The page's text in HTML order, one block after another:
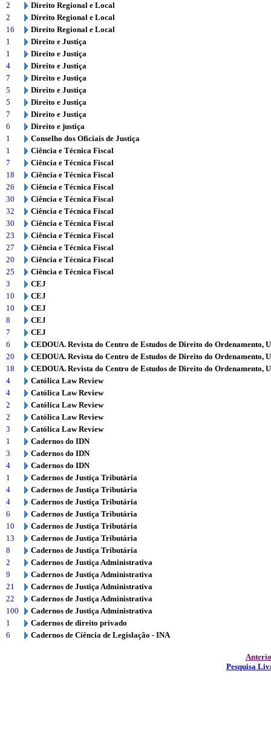
2
Direito Regional e Local
2
Direito Regional e Local
16
Direito Regional e Local
1
Direito e Justiça
1
Direito e Justiça
4
Direito e Justiça
7
Direito e Justiça
5
Direito e Justiça
5
Direito e Justiça
7
Direito e Justiça
6
Direito e justiça
1
Conselho dos Oficiais de Justiça
1
Ciência e Técnica Fiscal
7
Ciência e Técnica Fiscal
18
Ciência e Técnica Fiscal
26
Ciência e Técnica Fiscal
30
Ciência e Técnica Fiscal
32
Ciência e Técnica Fiscal
30
Ciência e Técnica Fiscal
23
Ciência e Técnica Fiscal
27
Ciência e Técnica Fiscal
20
Ciência e Técnica Fiscal
25
Ciência e Técnica Fiscal
3
CEJ
10
CEJ
10
CEJ
8
CEJ
7
CEJ
6
CEDOUA. Revista do Centro de Estudos de Direito do Ordenamento,
20
CEDOUA. Revista do Centro de Estudos de Direito do Ordenamento,
18
CEDOUA. Revista do Centro de Estudos de Direito do Ordenamento,
4
Católica Law Review
4
Católica Law Review
2
Católica Law Review
2
Católica Law Review
3
Católica Law Review
1
Cadernos do IDN
3
Cadernos do IDN
4
Cadernos do IDN
1
Cadernos de Justiça Tributária
4
Cadernos de Justiça Tributária
4
Cadernos de Justiça Tributária
6
Cadernos de Justiça Tributária
10
Cadernos de Justiça Tributária
13
Cadernos de Justiça Tributária
8
Cadernos de Justiça Tributária
2
Cadernos de Justiça Administrativa
9
Cadernos de Justiça Administrativa
21
Cadernos de Justiça Administrativa
22
Cadernos de Justiça Administrativa
100
Cadernos de Justiça Administrativa
1
Cadernos de direito privado
6
Cadernos de Ciência de Legislação - INA
Pesquisa